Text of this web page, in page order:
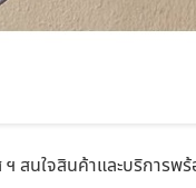
สนใจสินค้าและบริการ